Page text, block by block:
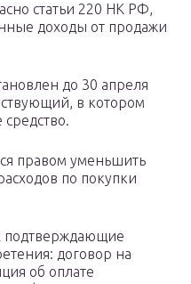
статьи 220 НК РФ,
доходы от продажи
до 30 апреля
в котором
правом уменьшить
по покупки
подтверждающие
договор на
об оплате